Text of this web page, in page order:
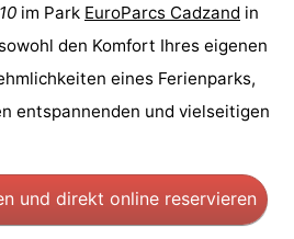
im Park EuroParcs Cadzand in
den Komfort Ihres eigenen
eines Ferienparks,
entspannenden und vielseitigen
und direkt online reservieren